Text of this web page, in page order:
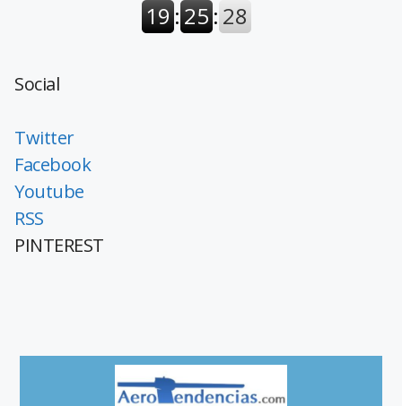
Social
Twitter
Facebook
Youtube
RSS
PINTEREST